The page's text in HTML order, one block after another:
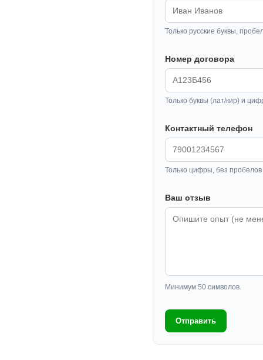
Только русские буквы,
Номер договора
Только буквы (лат/кир) и
Контактный телефон
Только цифры, без
Ваш отзыв
Минимум 50 символов.
Отправить